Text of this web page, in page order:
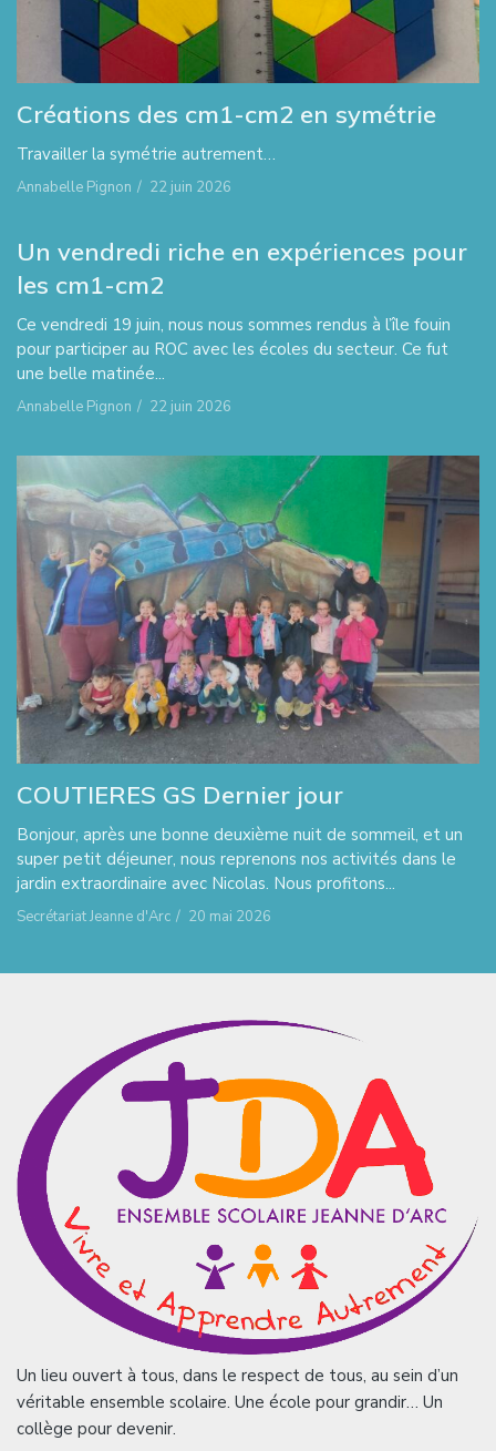
Créations des cm1-cm2 en symétrie
Travailler la symétrie autrement…
Annabelle Pignon / 22 juin 2026
Un vendredi riche en expériences pour
les cm1-cm2
Ce vendredi 19 juin, nous nous sommes rendus à l’île fouin
pour participer au ROC avec les écoles du secteur. Ce fut
une belle matinée...
Annabelle Pignon / 22 juin 2026
COUTIERES GS Dernier jour
Bonjour, après une bonne deuxième nuit de sommeil, et un
super petit déjeuner, nous reprenons nos activités dans le
jardin extraordinaire avec Nicolas. Nous profitons...
Secrétariat Jeanne d'Arc / 20 mai 2026
Un lieu ouvert à tous, dans le respect de tous, au sein d’un
véritable ensemble scolaire. Une école pour grandir… Un
collège pour devenir.